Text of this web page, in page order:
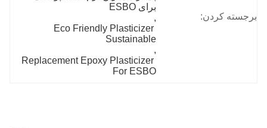
برجسته کردن:
برای ESBO
,
Eco Friendly Plasticizer
Sustainable
,
Replacement Epoxy Plasticizer
For ESBO